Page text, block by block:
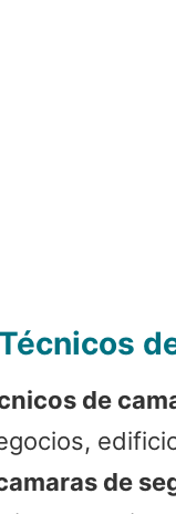
Técnicos
de
de